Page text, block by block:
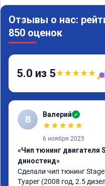
Отзывы о нас:
850 оценок
5.0 из 5★★★★★
В Валерий ✓
★★★★★
6 ноября 2025
«Чип тюнинг двигателя
диностенд»
Сделали чип тюнинг
Туарег (2008 год, 2.5